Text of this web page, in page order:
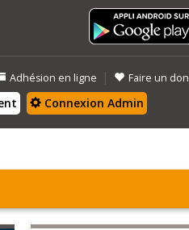
Adhésion en ligne | Faire un don
Connexion Admin